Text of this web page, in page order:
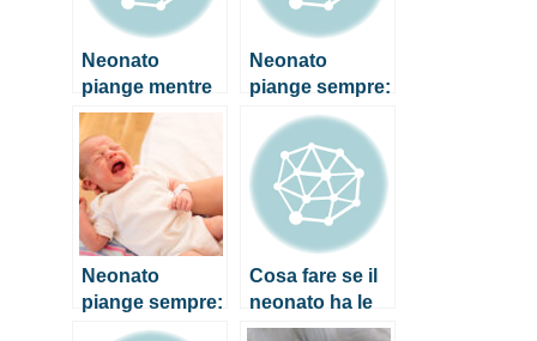
Neonato
piange mentre
mangia, cosa
fare?
Neonato
piange sempre:
come fare per
calmarlo
Neonato
piange sempre:
come fare per
Cosa fare se il
neonato ha le
mani fredde